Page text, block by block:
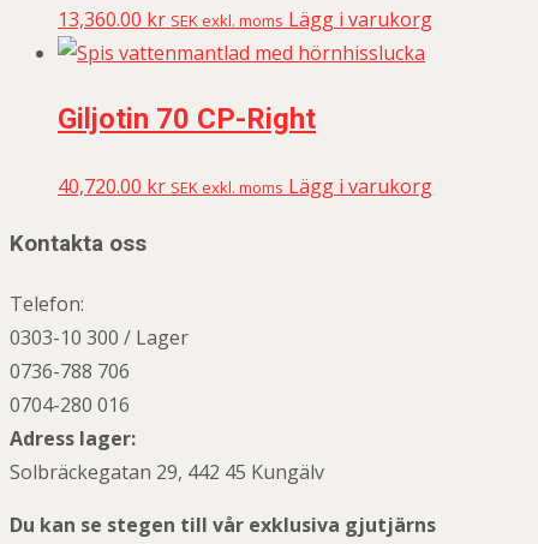
13,360.00 kr SEK exkl. moms Lägg i varukorg
Giljotin 70 CP-Right
40,720.00 kr SEK exkl. moms Lägg i varukorg
Kontakta oss
Telefon:
0303-10 300 / Lager
0736-788 706
0704-280 016
Adress lager:
Solbräckegatan 29, 442 45 Kungälv
Du kan se stegen till vår exklusiva gjutjärns